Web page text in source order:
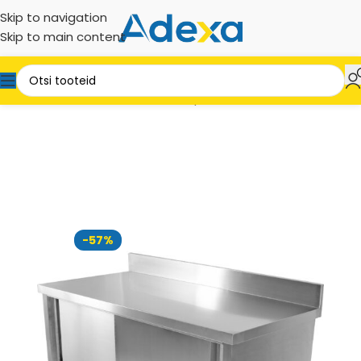
Skip to navigation
Skip to main content
Roostevabad tooted Aluskapid Seinakinnitus 700 mm
-57%